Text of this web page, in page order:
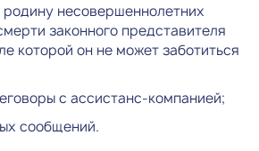
несовершеннолетних
законного представителя
которой он не может заботиться
с ассистанс-компанией;
сообщений.